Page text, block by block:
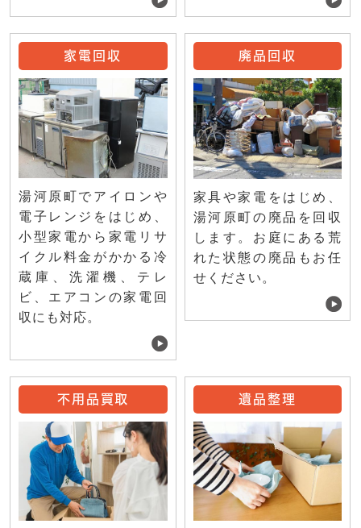
家電回収
湯河原町でアイロンや
電子レンジをはじめ、
小型家電から家電リサ
イクル料金がかかる冷
蔵庫、洗濯機、テレ
ビ、エアコンの家電回
収にも対応。
廃品回収
家具や家電をはじめ、
湯河原町の廃品を回収
します。お庭にある荒
れた状態の廃品もお任
せください。
不用品買取 遺品整理